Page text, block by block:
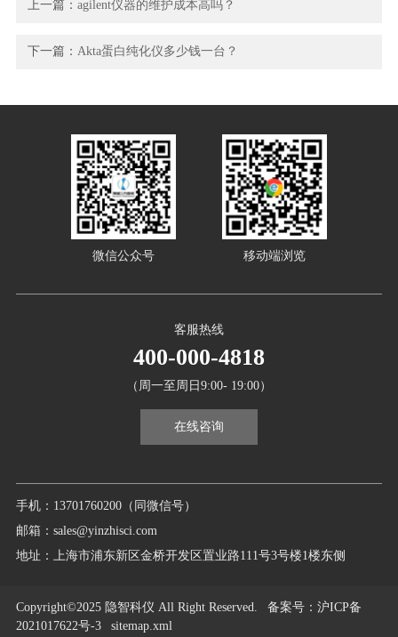
上一篇：agilent仪器的维护成本高吗？
下一篇：Akta蛋白纯化仪多少钱一台？
手机：13701760200（同微信号）
邮箱：sales@yinzhisci.com
地址：上海市浦东新区金桥开发区置业路111号3号楼1楼东侧
客服热线
400-000-4818
（周一至周日9:00- 19:00）
在线咨询
微信公众号 移动端浏览
Copyright©2025 隐智科仪 All Right Reserved. 备案号：沪ICP备
2021017622号-3
sitemap.xml